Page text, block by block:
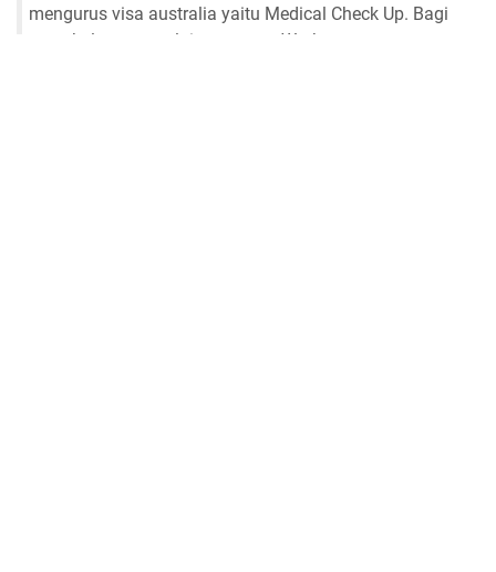
mengurus visa australia yaitu Medical Check Up. Bagi
yang belum memulai mengurus Work...